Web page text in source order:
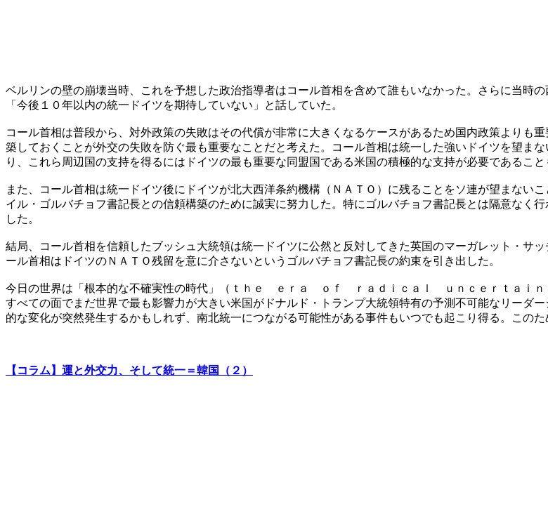
ベルリンの壁の崩壊当時、これを予想した政治指導者はコール首相を含めて誰もいなかった。さらに当時
「今後１０年以内の統一ドイツを期待していない」と話していた。
コール首相は普段から、対外政策の失敗はその代償が非常に大きくなるケースがあるため国内政策よりも
築しておくことが外交の失敗を防ぐ最も重要なことだと考えた。コール首相は統一した強いドイツを望ま
り、これら周辺国の支持を得るにはドイツの最も重要な同盟国である米国の積極的な支持が必要であること
また、コール首相は統一ドイツ後にドイツが北大西洋条約機構（ＮＡＴＯ）に残ることをソ連が望まない
イル・ゴルバチョフ書記長との信頼構築のために誠実に努力した。特にゴルバチョフ書記長とは隔意なく
した。
結局、コール首相を信頼したブッシュ大統領は統一ドイツに公然と反対してきた英国のマーガレット・サ
ール首相はドイツのＮＡＴＯ残留を意に介さないというゴルバチョフ書記長の約束を引き出した。
今日の世界は「根本的な不確実性の時代」（ｔｈｅ ｅｒａ ｏｆ ｒａｄｉｃａｌ ｕｎｃｅｒｔａｉｎ
すべての面でまだ世界で最も影響力が大きい米国がドナルド・トランプ大統領特有の予測不可能なリーダ
的な変化が突然発生するかもしれず、南北統一につながる可能性がある事件もいつでも起こり得る。この
【コラム】運と外交力、そして統一＝韓国（２）